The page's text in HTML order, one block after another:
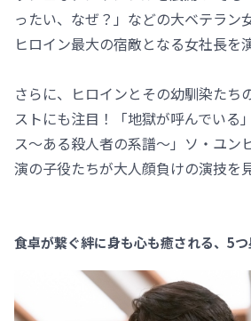
ったい、なぜ？」などの大ベテラン
ヒロイン最大の宿敵となる女社長を
さらに、ヒロインとその幼馴染たち
ストにも注目！「地獄が呼んでいる
ス～ある殺人者の系譜～」ソ・ユン
演の子役たちが大人顔負けの演技を
食卓が繋ぐ絆に身も心も癒される、5つ